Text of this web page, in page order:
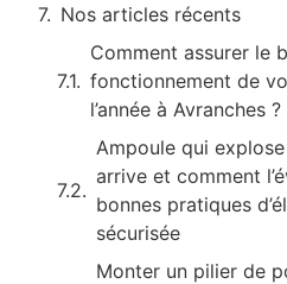
Nos articles récents
Comment assurer le
fonctionnement de
l’année à Avranches ?
Ampoule qui
arrive et comment
bonnes pratiques
sécurisée
Monter un pilier de